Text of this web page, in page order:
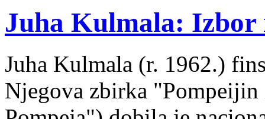
Juha Kulmala: Izbor
Juha Kulmala (r. 1962.)
Njegova zbirka